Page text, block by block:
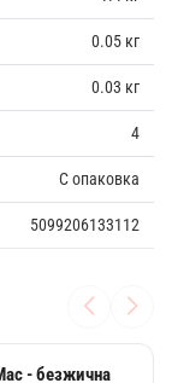
0.05 кг
0.03 кг
4
С опаковка
5099206133112
- безжична